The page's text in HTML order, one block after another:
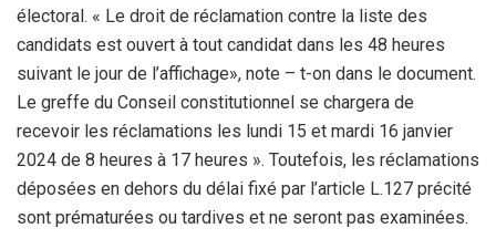
électoral. « Le droit de réclamation contre la liste des
candidats est ouvert à tout candidat dans les 48 heures
suivant le jour de l’affichage», note – t-on dans le document.
Le greffe du Conseil constitutionnel se chargera de
recevoir les réclamations les lundi 15 et mardi 16 janvier
2024 de 8 heures à 17 heures ». Toutefois, les réclamations
déposées en dehors du délai fixé par l’article L.127 précité
sont prématurées ou tardives et ne seront pas examinées.